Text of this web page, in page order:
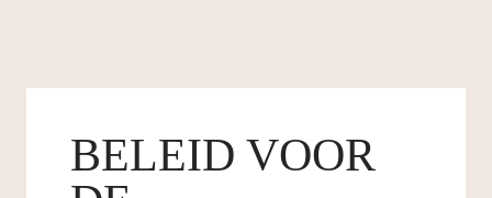
BELEID VOOR